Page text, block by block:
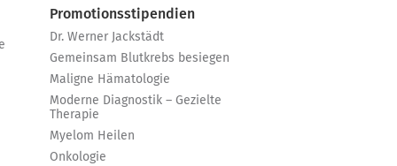
Promotionsstipendien
Dr. Werner Jackstädt
Gemeinsam Blutkrebs besiegen
Maligne Hämatologie
Moderne Diagnostik – Gezielte
Therapie
Myelom Heilen
Onkologie